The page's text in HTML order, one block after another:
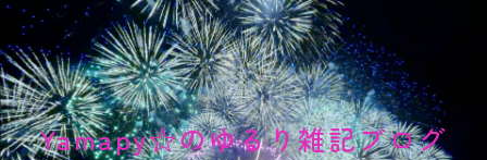
Yamapy☆のゆるり雑記ブログ